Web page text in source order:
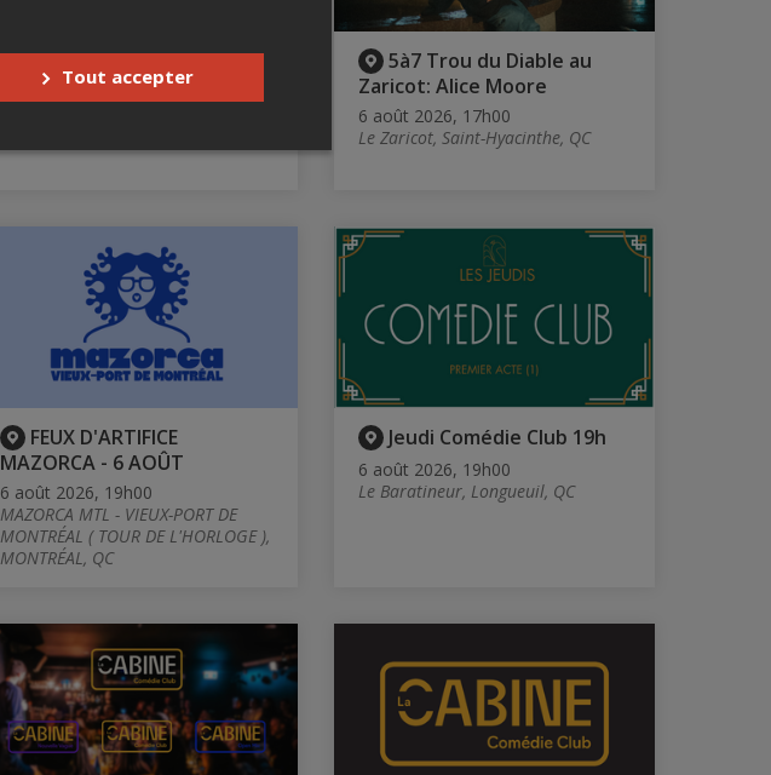
5@7 - Croquis
5à7 Trou du Diable au
Zaricot: Alice Moore
6 août 2026, 17h00
Le Zaricot, Saint-Hyacinthe, QC
FEUX D'ARTIFICE
MAZORCA - 6 AOÛT
6 août 2026, 19h00
MAZORCA MTL - VIEUX-PORT DE
MONTRÉAL ( TOUR DE L'HORLOGE ),
MONTRÉAL, QC
Jeudi Comédie Club 19h
6 août 2026, 19h00
Le Baratineur, Longueuil, QC
Tout accepter